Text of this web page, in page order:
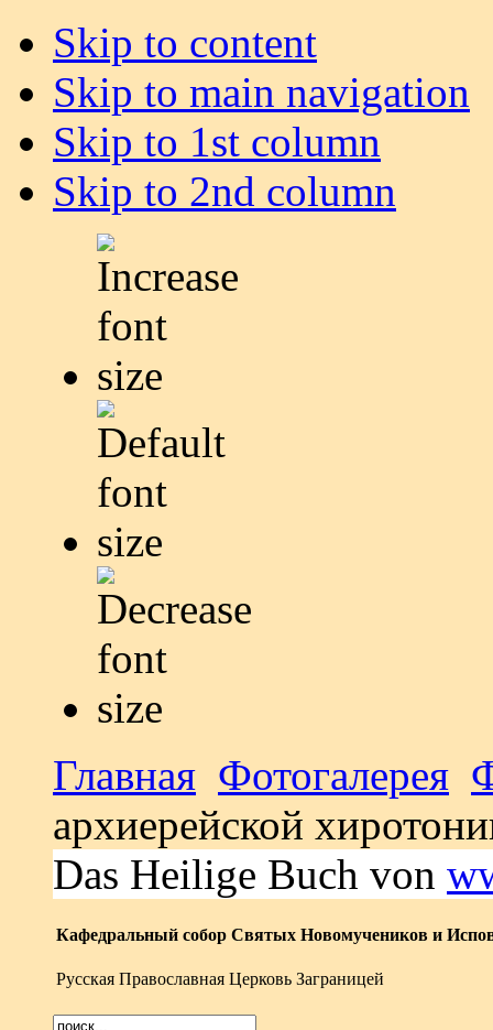
Skip to content
Skip to main navigation
Skip to 1st column
Skip to 2nd column
Главная Фотогалерея
архиерейской
Das Heilige Buch von
Кафедральный собор Святых Новомучеников и
Русская Православная Церковь Заграницей